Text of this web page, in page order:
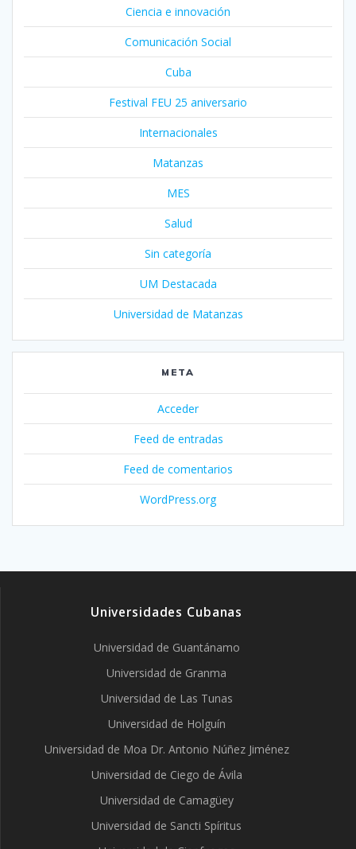
Ciencia e innovación
Comunicación Social
Cuba
Festival FEU 25 aniversario
Internacionales
Matanzas
MES
Salud
Sin categoría
UM Destacada
Universidad de Matanzas
META
Acceder
Feed de entradas
Feed de comentarios
WordPress.org
Universidades Cubanas
Universidad de Guantánamo
Universidad de Granma
Universidad de Las Tunas
Universidad de Holguín
Universidad de Moa Dr. Antonio Núñez Jiménez
Universidad de Ciego de Ávila
Universidad de Camagüey
Universidad de Sancti Spíritus